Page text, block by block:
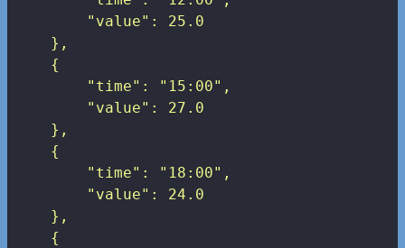
        "value": 25.0
    },
    {
        "time": "15:00",
        "value": 27.0
    },
    {
        "time": "18:00",
        "value": 24.0
    },
    {